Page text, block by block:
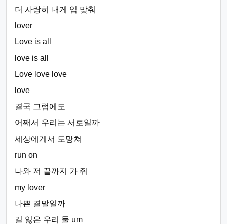
더 사랑히 내게 입 맞춰
lover
Love is all
love is all
Love love love
love
결국 그럼에도
어째서 우리는 서로일까
세상에게서 도망쳐
run on
나와 저 끝까지 가 줘
my lover
나쁜 결말일까
길 잃은 우리 둘 um